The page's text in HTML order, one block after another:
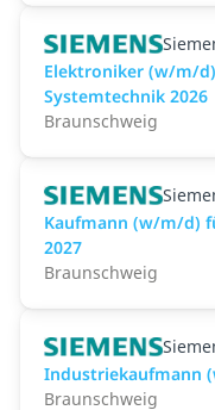
Elektroniker (w/m/
Systemtechnik 2026
Braunschweig
Kaufmann (w/m/d)
2027
Braunschweig
Industriekaufmann
Braunschweig